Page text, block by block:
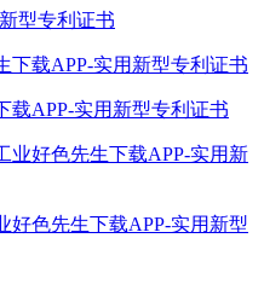
型专利证书
载APP-实用新型专利证书
业好色先生下载APP-实用新型